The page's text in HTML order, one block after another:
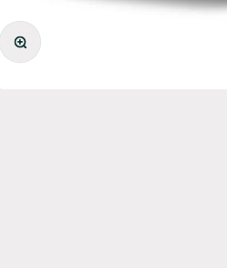
Bild vergrößern